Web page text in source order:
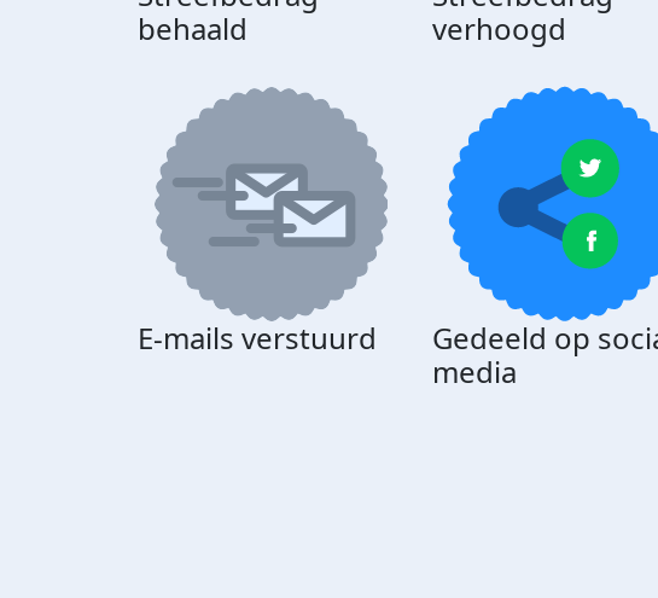
behaald
verhoogd
E-mails verstuurd
Gedeeld op
media